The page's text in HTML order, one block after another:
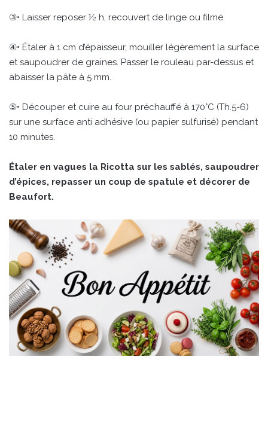
③• Laisser reposer ½ h, recouvert de linge ou filmé.
④• Étaler à 1 cm d’épaisseur, mouiller légèrement la surface
et saupoudrer de graines. Passer le rouleau par-dessus et
abaisser la pâte à 5 mm.
⑤• Découper et cuire au four préchauffé à 170°C (Th.5-6)
sur une surface anti adhésive (ou papier sulfurisé) pendant
10 minutes.
Étaler en vagues la Ricotta sur les sablés, saupoudrer
d’épices, repasser un coup de spatule et décorer de
Beaufort.